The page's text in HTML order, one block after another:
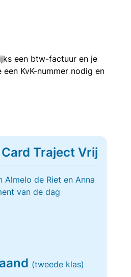
een btw-factuur en je
KvK-nummer nodig en
Traject Vrij
Almelo de Riet en Anna
van de dag
(tweede klas)